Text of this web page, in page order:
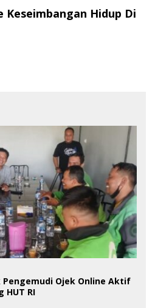
Hidup Di
Ojek Online Aktif
HUT RI